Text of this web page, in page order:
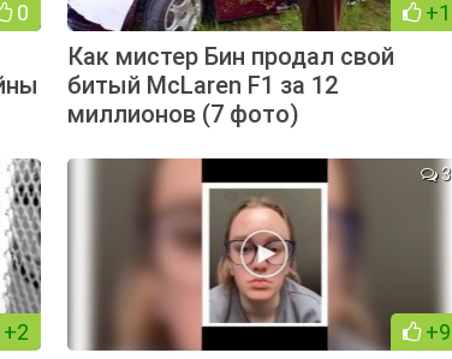
0 +1
Как мистер Бин продал свой
битый McLaren F1 за 12
миллионов (7 фото)
+2 +9
3